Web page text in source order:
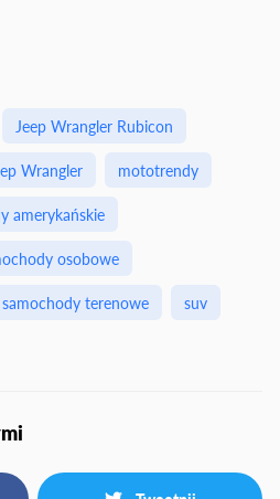
Jeep Wrangler Rubicon
Wrangler
mototrendy
amerykańskie
osobowe
samochody terenowe
suv